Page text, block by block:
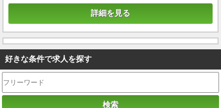
詳細を見る
好きな条件で求人を探す